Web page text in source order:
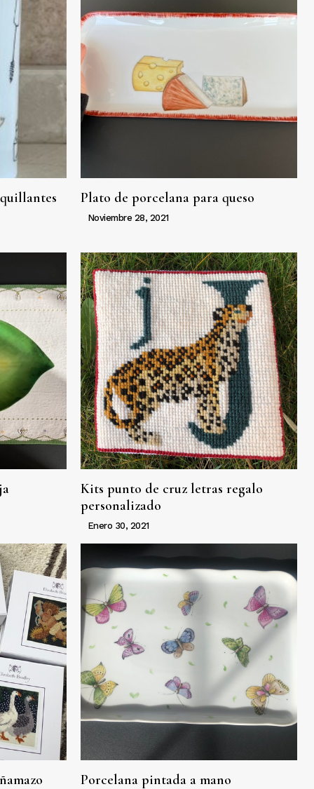
Plato de porcelana para queso
Noviembre 28, 2021
Kits punto de cruz letras regalo
personalizado
Enero 30, 2021
Porcelana pintada a mano